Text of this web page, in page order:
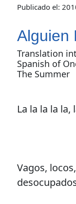
Publicado el:
Alguien
Translation
Spanish of
The Summer
La la la la la,
Vagos,